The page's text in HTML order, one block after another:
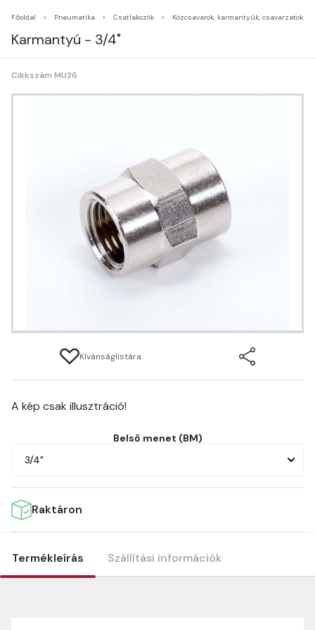
Főoldal Pneumatika Csatlakozók Közcsavarok, karmantyúk, csavarzatok
Karmantyú - 3/4"
Cikkszám MU26
Kívánságlistára
A kép csak illusztráció!
Belső menet (BM)
3/4"
Raktáron
Termékleírás Szállítási információk